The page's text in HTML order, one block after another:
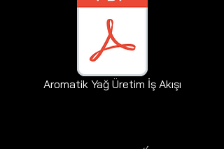
Aromatik Yağ Üretim İş Akışı